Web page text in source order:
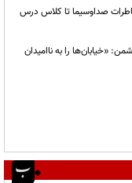
صداوسیما تا کلاس درس
«خیابان‌ها را به ناامیدان